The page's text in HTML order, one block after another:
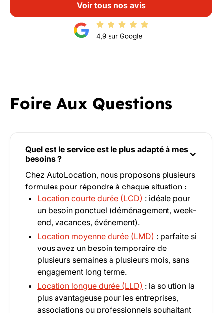
Voir tous nos avis
Foire Aux Questions
Quel est le service est le plus adapté à mes
besoins ?
Chez AutoLocation, nous proposons plusieurs
formules pour répondre à chaque situation :
Location courte durée (LCD) : idéale pour
un besoin ponctuel (déménagement, week-
end, vacances, événement).
Location moyenne durée (LMD) : parfaite si
vous avez un besoin temporaire de
plusieurs semaines à plusieurs mois, sans
engagement long terme.
Location longue durée (LLD) : la solution la
plus avantageuse pour les entreprises,
associations ou professionnels souhaitant